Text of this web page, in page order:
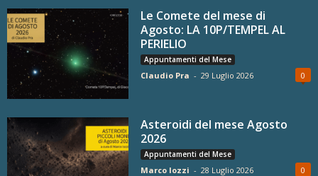
Le Comete del mese di
Agosto: LA 10P/TEMPEL AL
PERIELIO
Appuntamenti del Mese
Claudio Pra - 29 Luglio 2026 0
Asteroidi del mese Agosto
2026
Appuntamenti del Mese
Marco Iozzi - 28 Luglio 2026 0